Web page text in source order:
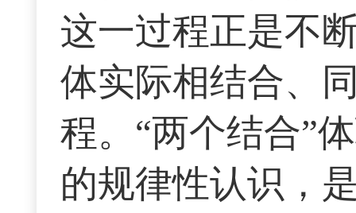
这一过程正是不
体实际相结合、
程。“两个结合”
的规律性认识，